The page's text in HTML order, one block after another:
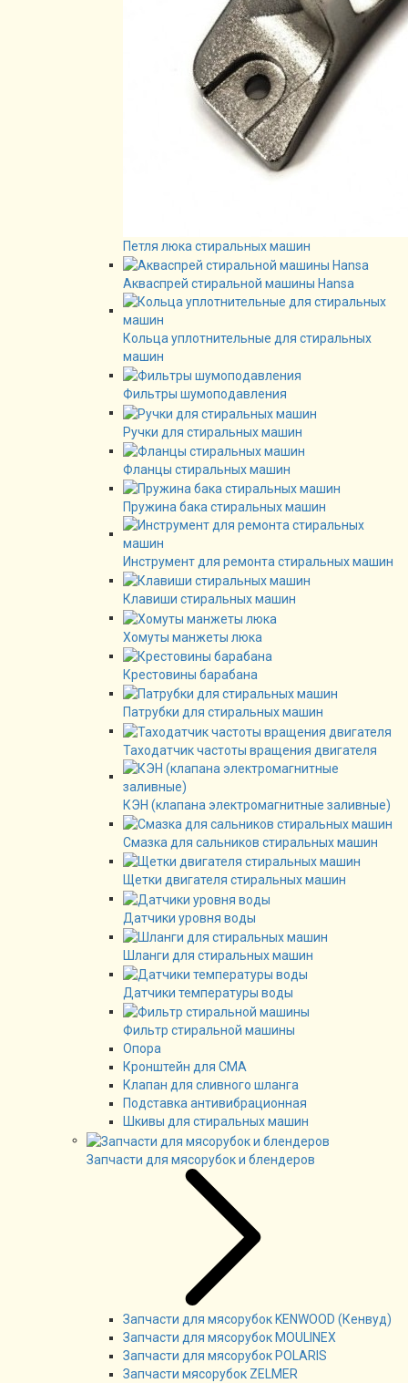
Петля люка стиральных машин
Акваспрей стиральной машины Hansa
Кольца уплотнительные для стиральных
машин
Фильтры шумоподавления
Ручки для стиральных машин
Фланцы стиральных машин
Пружина бака стиральных машин
Инструмент для ремонта стиральных машин
Клавиши стиральных машин
Хомуты манжеты люка
Крестовины барабана
Патрубки для стиральных машин
Таходатчик частоты вращения двигателя
КЭН (клапана электромагнитные заливные)
Смазка для сальников стиральных машин
Щетки двигателя стиральных машин
Датчики уровня воды
Шланги для стиральных машин
Датчики температуры воды
Фильтр стиральной машины
Опора
Кронштейн для СМА
Клапан для сливного шланга
Подставка антивибрационная
Шкивы для стиральных машин
Запчасти для мясорубок и блендеров
Запчасти для мясорубок KENWOOD (Кенвуд)
Запчасти для мясорубок MOULINEX
Запчасти для мясорубок POLARIS
Запчасти мясорубок ZELMER